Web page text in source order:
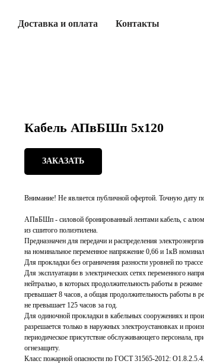
Доставка и оплата Контакты
Кабель АПвБШп 5х120
ЗАКАЗАТЬ
Внимание! Не является публичной офертой. Точную дату
АПвБШп - силовой бронированный лентами кабель, с
из сшитого полиэтилена.
Предназначен для передачи и распределения
на номинальное переменное напряжение 0,66 и 1кВ
Для прокладки без ограничения разности уровней по
Для эксплуатации в электрических сетях переменного
нейтралью, в которых продолжительность работы в
превышает 8 часов, а общая продолжительность работы в
не превышает 125 часов за год.
Для одиночной прокладки в кабельных сооружениях и
разрешается только в наружных электроустановках и
периодическое присутствие обслуживающего персонала,
огнезащиту.
Класс пожарной опасности по ГОСТ 31565-2012: О1.8.2.5.4.